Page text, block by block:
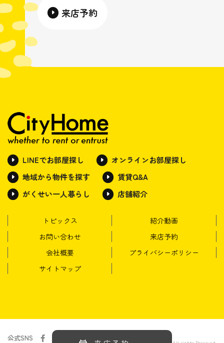
来店予約
LINEでお部屋探し
オンラインお部屋探し
地域から物件を探す
賃貸Q&A
がくせい一人暮らし
店舗紹介
トピックス
紹介動画
お問い合わせ
来店予約
会社概要
プライバシーポリシー
サイトマップ
公式SNS